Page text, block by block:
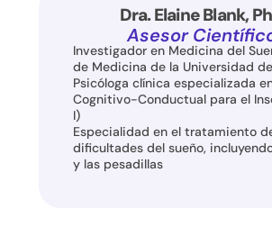
Dra. Elaine Blank,
Asesor
Investigador en Medicina del
de Medicina de la Universidad
Psicóloga clínica especializada
Cognitivo-Conductual para el
I)
Especialidad en el tratamiento
dificultades del sueño,
y las pesadillas